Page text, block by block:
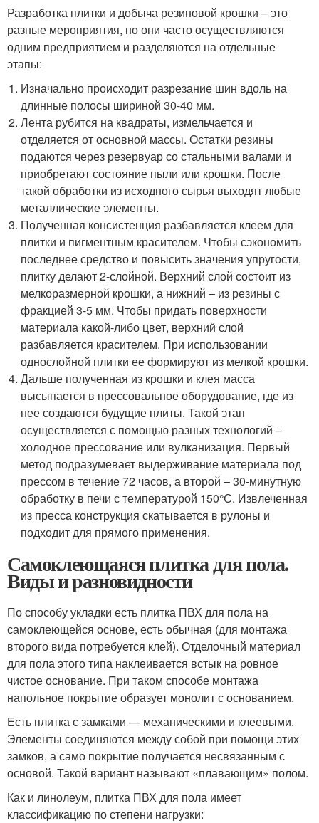
Разработка плитки и добыча резиновой крошки – это
разные мероприятия, но они часто осуществляются
одним предприятием и разделяются на отдельные
этапы:
Изначально происходит разрезание шин вдоль на
длинные полосы шириной 30-40 мм.
Лента рубится на квадраты, измельчается и
отделяется от основной массы. Остатки резины
подаются через резервуар со стальными валами и
приобретают состояние пыли или крошки. После
такой обработки из исходного сырья выходят любые
металлические элементы.
Полученная консистенция разбавляется клеем для
плитки и пигментным красителем. Чтобы сэкономить
последнее средство и повысить значения упругости,
плитку делают 2-слойной. Верхний слой состоит из
мелкоразмерной крошки, а нижний – из резины с
фракцией 3-5 мм. Чтобы придать поверхности
материала какой-либо цвет, верхний слой
разбавляется красителем. При использовании
однослойной плитки ее формируют из мелкой крошки.
Дальше полученная из крошки и клея масса
высыпается в прессовальное оборудование, где из
нее создаются будущие плиты. Такой этап
осуществляется с помощью разных технологий –
холодное прессование или вулканизация. Первый
метод подразумевает выдерживание материала под
прессом в течение 72 часов, а второй – 30-минутную
обработку в печи с температурой 150°С. Извлеченная
из пресса конструкция скатывается в рулоны и
подходит для прямого применения.
Самоклеющаяся плитка для пола.
Виды и разновидности
По способу укладки есть плитка ПВХ для пола на
самоклеющейся основе, есть обычная (для монтажа
второго вида потребуется клей). Отделочный материал
для пола этого типа наклеивается встык на ровное
чистое основание. При таком способе монтажа
напольное покрытие образует монолит с основанием.
Есть плитка с замками — механическими и клеевыми.
Элементы соединяются между собой при помощи этих
замков, а само покрытие получается несвязанным с
основой. Такой вариант называют «плавающим» полом.
Как и линолеум, плитка ПВХ для пола имеет
классификацию по степени нагрузки: